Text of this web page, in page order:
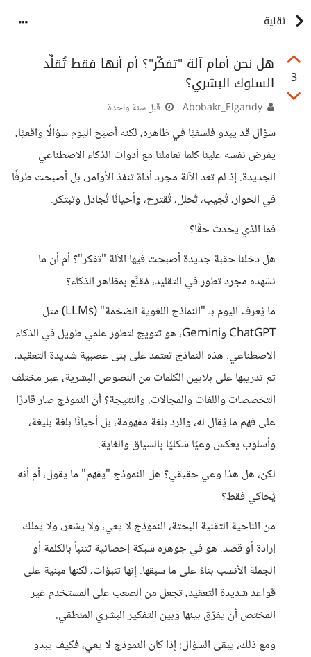
تقنية
3
هل نحن أمام آلة "تفكّر"؟ أم أنها فقط تُقلِّد
السلوك البشري؟
قبل سنة واحدة
سؤال قد يبدو فلسفيًا في ظاهره، لكنه أصبح اليوم سؤالًا واقعيًا،
يفرض نفسه علينا كلما تعاملنا مع أدوات الذكاء الاصطناعي
الجديدة. إذ لم تعد الآلة مجرد أداة تنفذ الأوامر، بل أصبحت طرفًا
في الحوار، تُجيب، تُحلل، تُقترح، وأحيانًا تُجادل وتبتكر.
فما الذي يحدث حقًا؟
هل دخلنا حقبة جديدة أصبحت فيها الآلة "تفكر"؟ أم أن ما
نشهده مجرد تطور في التقليد، مُقنَّع بمظاهر الذكاء؟
ما يُعرف اليوم بـ "النماذج اللغوية الضخمة" (LLMs) مثل
ChatGPT وGemini، هو تتويج لتطور علمي طويل في الذكاء
الاصطناعي. هذه النماذج تعتمد على بنى عصبية شديدة التعقيد،
تم تدريبها على بلايين الكلمات من النصوص البشرية، عبر مختلف
التخصصات واللغات والمجالات. والنتيجة؟ أن النموذج صار قادرًا
على فهم ما يُقال له، والرد بلغة مفهومة، بل أحيانًا بلغة بليغة،
وأسلوب يعكس وعيًا شكليًا بالسياق والغاية.
لكن، هل هذا وعي حقيقي؟ هل النموذج "يفهم" ما يقول، أم أنه
يُحاكي فقط؟
من الناحية التقنية البحتة، النموذج لا يعي، ولا يشعر، ولا يملك
إرادة أو قصد. هو في جوهره شبكة إحصائية تتنبأ بالكلمة أو
الجملة الأنسب بناءً على ما سبقها. إنها تنبؤات، لكنها مبنية على
قواعد شديدة التعقيد، تجعل من الصعب على المستخدم غير
المختص أن يفرّق بينها وبين التفكير البشري المنطقي.
ومع ذلك، يبقى السؤال: إذا كان النموذج لا يعي، فكيف يبدو